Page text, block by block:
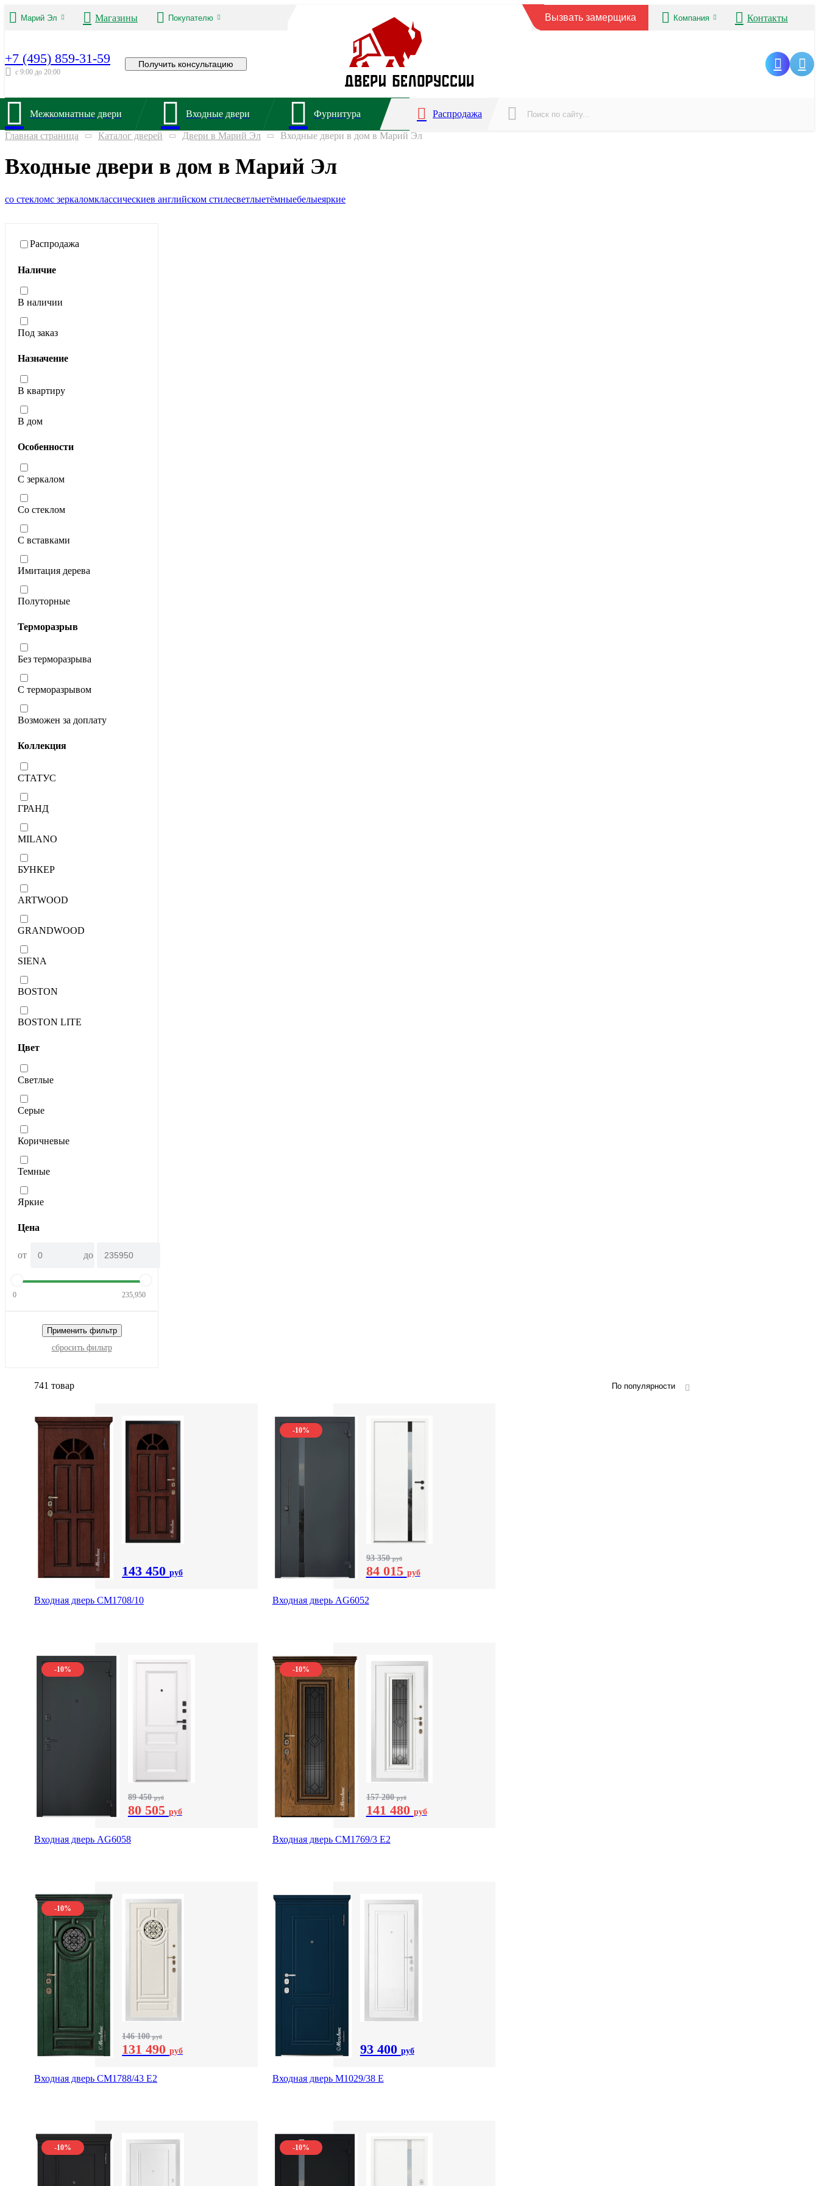
Марий Эл Магазины Покупателю Вызвать замерщика Компания Контакты
+7 (495) 859-31-59
с 9:00 до 20:00
Получить консультацию
Межкомнатные двери Входные двери Фурнитура Распродажа
Главная страница Каталог дверей Двери в Марий Эл Входные двери в дом в Марий Эл
Входные двери в дом в Марий Эл
со стекломс зеркаломклассическиев английском стилесветлыетёмныебелыеяркие
Распродажа
Наличие
В наличии
Под заказ
Назначение
В квартиру
В дом
Особенности
С зеркалом
Со стеклом
С вставками
Имитация дерева
Полуторные
Терморазрыв
Без терморазрыва
С терморазрывом
Возможен за доплату
Коллекция
СТАТУС
ГРАНД
MILANO
БУНКЕР
ARTWOOD
GRANDWOOD
SIENA
BOSTON
BOSTON LITE
Цвет
Светлые
Серые
Коричневые
Темные
Яркие
Цена
от до
0 235,950
Применить фильтр
сбросить фильтр
741 товар По популярности
143 450руб
Входная дверь CМ1708/10
-10%
93 350руб
84 015 руб
Входная дверь AG6052
-10%
89 450руб
80 505 руб
Входная дверь AG6058
-10%
157 200руб
141 480 руб
Входная дверь СМ1769/3 Е2
-10%
146 100руб
131 490руб
Входная дверь СМ1788/43 E2
93 400 руб
Входная дверь М1029/38 E
-10% -10%